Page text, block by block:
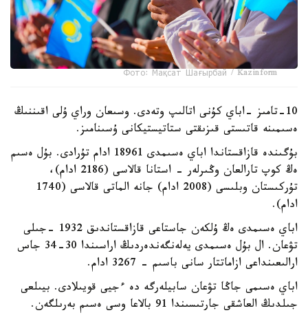
Фото: Мақсат Шағырбай / Kazinform
10-تامىز -اباي كۇنى اتالىپ وتەدى. وسىعان وراي ۇلى اقىننىڭ
ەسىمىنە قاتىستى قىزىقتى ستاتيستيكانى ۇسىنامىز.
بۇگىندە قازاقستاندا اباي ەسىمدى 18961 ادام تۇرادى. بۇل ەسىم
ەڭ كوپ تارالعان وڭىرلەر - استانا قالاسى (2186 ادام)،
تۇركىستان وبلىسى (2008 ادام) جانە الماتى قالاسى (1740
ادام).
اباي ەسىمدى ەڭ ۇلكەن جاستاعى قازاقستاندىق 1932 -جىلى
تۋعان. ال بۇل ەسىمدى يەلەنگەندەردىڭ اراسىندا 30-34 جاس
ارالىعىنداعى ازاماتتار سانى باسىم - 3267 ادام.
اباي ەسىمى جاڭا تۋعان سابيلەرگە دە ءجيى قويىلادى. بيىلعى
جىلدىڭ العاشقى جارتىسىندا 91 بالاعا وسى ەسىم بەرىلگەن.